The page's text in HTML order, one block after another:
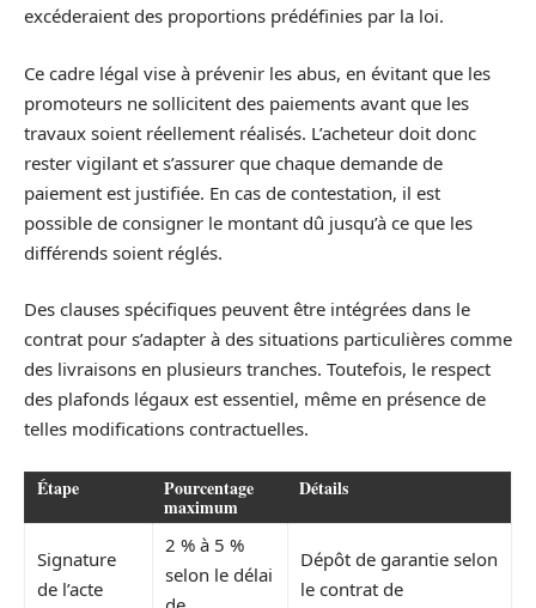
excéderaient des proportions prédéfinies par la loi.
Ce cadre légal vise à prévenir les abus, en évitant que les
promoteurs ne sollicitent des paiements avant que les
travaux soient réellement réalisés. L’acheteur doit donc
rester vigilant et s’assurer que chaque demande de
paiement est justifiée. En cas de contestation, il est
possible de consigner le montant dû jusqu’à ce que les
différends soient réglés.
Des clauses spécifiques peuvent être intégrées dans le
contrat pour s’adapter à des situations particulières comme
des livraisons en plusieurs tranches. Toutefois, le respect
des plafonds légaux est essentiel, même en présence de
telles modifications contractuelles.
Étape Pourcentage
maximum
Détails
Signature
de l’acte
2 % à 5 %
selon le délai
Dépôt de garantie selon
le contrat de